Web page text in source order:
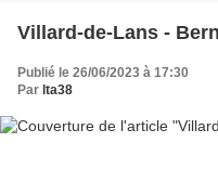
Villard-de-Lans -
Publié le 26/06/2023 à 17:30
Par lta38